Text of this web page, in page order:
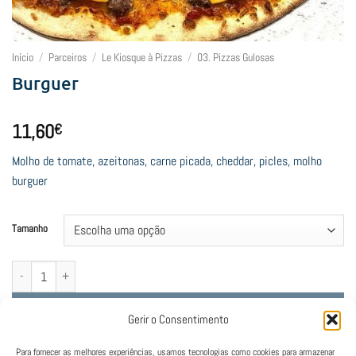
Gerir o Consentimento
Para fornecer as melhores experiências, usamos tecnologias como cookies para armazenar
Início / Parceiros / Le Kiosque à Pizzas / 03. Pizzas Gulosas
Burguer
11,60€
Molho de tomate, azeitonas, carne picada, cheddar, picles, molho
burguer
Tamanho
Quantidade de Burguer